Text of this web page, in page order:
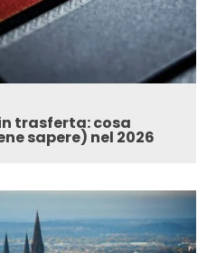
trasferta: cosa
sapere) nel 2026